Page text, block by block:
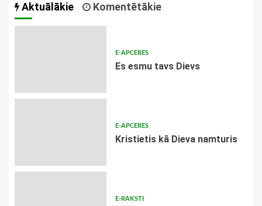
Aktuālākie Komentētākie
E-APCERES
Es esmu tavs Dievs
E-APCERES
Kristietis kā Dieva namturis
E-RAKSTI